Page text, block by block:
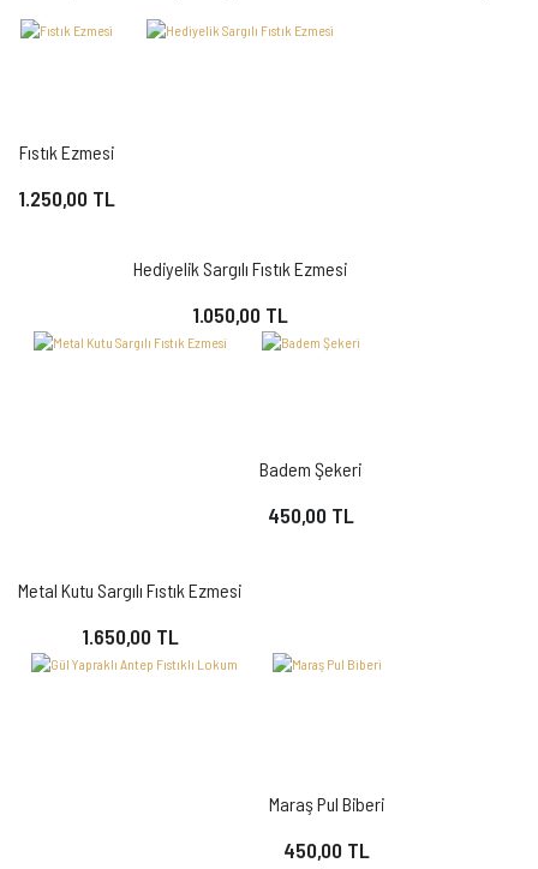
Fıstık Ezmesi
1.250,00 TL
Hediyelik Sargılı Fıstık Ezmesi
1.050,00 TL
Metal Kutu Sargılı Fıstık Ezmesi
1.650,00 TL
Badem Şekeri
450,00 TL
Maraş Pul Biberi
450,00 TL